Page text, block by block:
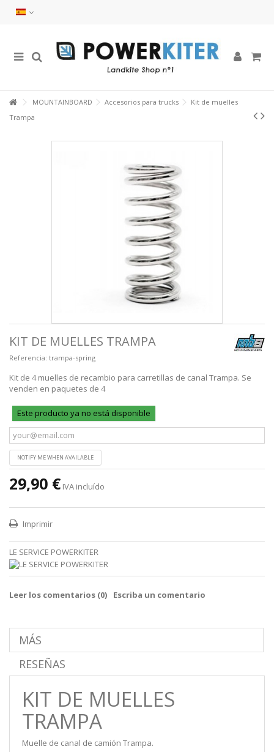
MOUNTAINBOARD Accesorios para trucks
Kit de muelles
Trampa
KIT DE MUELLES TRAMPA
Referencia: trampa-spring
Kit de 4 muelles de recambio para carretillas de canal Trampa. Se
venden en paquetes de 4
Este producto ya no está disponible
NOTIFY ME WHEN AVAILABLE
29,90 € IVA incluído
Imprimir
LE SERVICE POWERKITER
Leer los comentarios (0) Escriba un comentario
MÁS
RESEÑAS
KIT DE MUELLES
TRAMPA
Muelle de canal de camión Trampa.